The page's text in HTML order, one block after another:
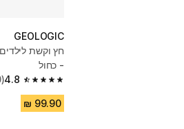
GEOLOGIC
- כחול
4.8
4.8 out of 5 stars from 1020 reviews
(1020)